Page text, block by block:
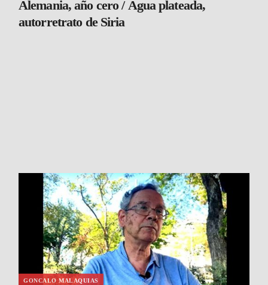
Alemania, año cero / Agua plateada,
autorretrato de Siria
GONCALO MALAQUIAS